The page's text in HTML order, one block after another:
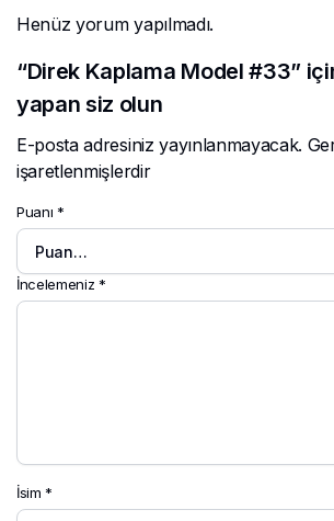
Henüz yorum yapılmadı.
“Direk Kaplama Model #33”
yapan siz olun
E-posta adresiniz yayınlanmayacak.
işaretlenmişlerdir
Puanı *
İncelemeniz *
İsim *